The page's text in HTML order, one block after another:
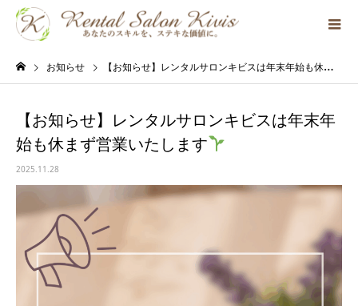
お知らせ 【お知らせ】レンタルサロンキビスは年末年始も休まず営業いたします
【お知らせ】レンタルサロンキビスは年末年
始も休まず営業いたします
2025.11.28